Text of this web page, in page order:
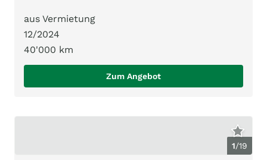
aus Vermietung
12/2024
40'000 km
Zum Angebot
1/19